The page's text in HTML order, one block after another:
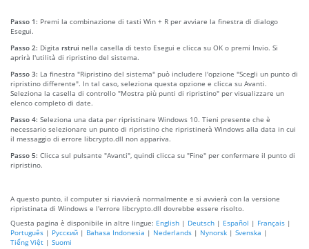
Passo 1: Premi la combinazione di tasti Win + R per avviare la finestra di dialogo
Esegui.
Passo 2: Digita rstrui nella casella di testo Esegui e clicca su OK o premi Invio. Si
aprirà l'utilità di ripristino del sistema.
Passo 3: La finestra "Ripristino del sistema" può includere l'opzione "Scegli un punto di
ripristino differente". In tal caso, seleziona questa opzione e clicca su Avanti.
Seleziona la casella di controllo "Mostra più punti di ripristino" per visualizzare un
elenco completo di date.
Passo 4: Seleziona una data per ripristinare Windows 10. Tieni presente che è
necessario selezionare un punto di ripristino che ripristinerà Windows alla data in cui
il messaggio di errore libcrypto.dll non appariva.
Passo 5: Clicca sul pulsante "Avanti", quindi clicca su "Fine" per confermare il punto di
ripristino.
A questo punto, il computer si riavvierà normalmente e si avvierà con la versione
ripristinata di Windows e l'errore libcrypto.dll dovrebbe essere risolto.
Questa pagina è disponibile in altre lingue: English | Deutsch | Español | Français |
Português | Русский | Bahasa Indonesia | Nederlands | Nynorsk | Svenska |
Tiếng Việt | Suomi